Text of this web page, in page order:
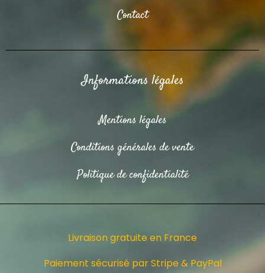
Contact
Informations légales
Mentions légales
Conditions générales de vente
Politique de confidentialité
Livraison gratuite en France
Paiement sécurisé par Stripe & PayPal